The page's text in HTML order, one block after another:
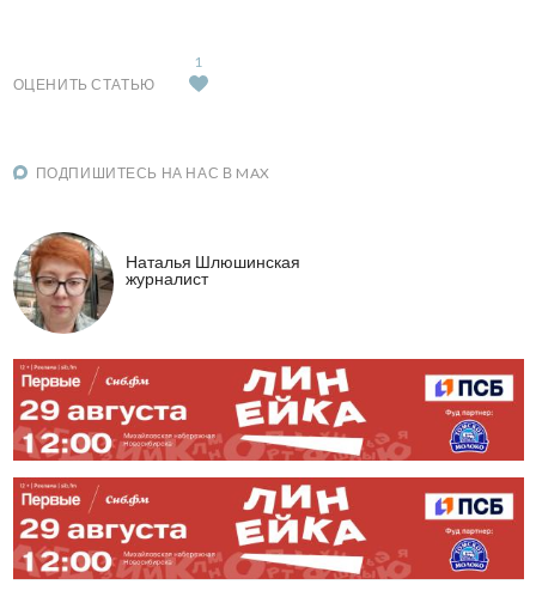
ОЦЕНИТЬ СТАТЬЮ
1
ПОДПИШИТЕСЬ НА НАС В MAX
Наталья Шлюшинская
журналист